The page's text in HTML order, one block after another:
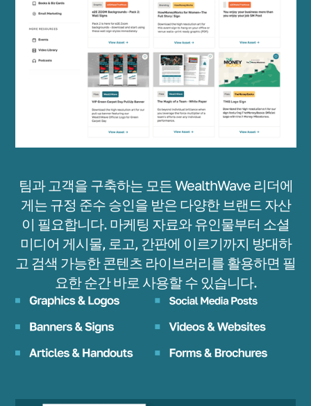
팀과 고객을 구축하는 모든 WealthWave 리더에
게는 규정 준수 승인을 받은 다양한 브랜드 자산
이 필요합니다. 마케팅 자료와 유인물부터 소셜
미디어 게시물, 로고, 간판에 이르기까지 방대하
고 검색 가능한 콘텐츠 라이브러리를 활용하면 필
요한 순간 바로 사용할 수 있습니다.